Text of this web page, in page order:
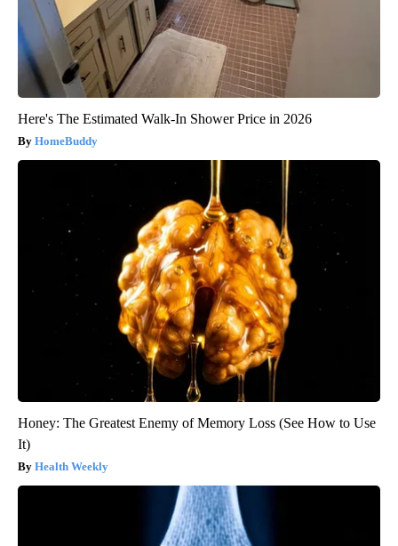
Here's The Estimated Walk-In Shower Price in 2026
HomeBuddy
Honey: The Greatest Enemy of Memory Loss (See How to Use
It)
Health Weekly